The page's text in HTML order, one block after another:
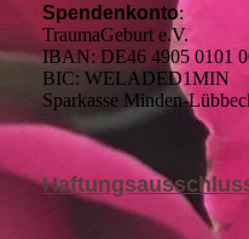
Spendenkonto:
TraumaGeburt e.V.
IBAN: DE46 4905 0101
BIC: WELADED1MIN
Sparkasse Minden-